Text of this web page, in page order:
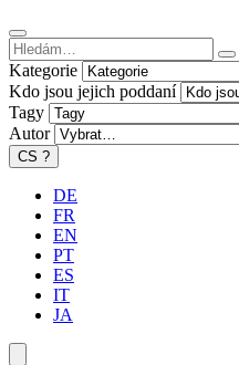
Kategorie
Kdo jsou jejich poddaní
Tagy
Autor
CS ?
DE
FR
EN
PT
ES
IT
JA